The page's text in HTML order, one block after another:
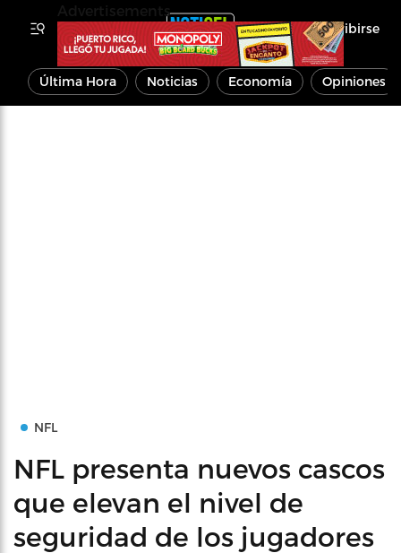
Inscribirse
Última Hora Noticias Economía Opiniones
NFL
NFL presenta nuevos cascos
que elevan el nivel de
seguridad de los jugadores
Advertisements